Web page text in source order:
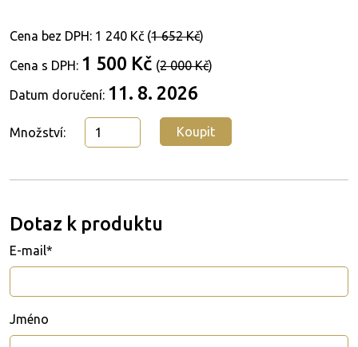
Cena bez DPH: 1 240 Kč (1 652 Kč)
Cena s DPH: 1 500 Kč (2 000 Kč)
Datum doručení: 11. 8. 2026
Množství: Koupit
Dotaz k produktu
E-mail*
Jméno